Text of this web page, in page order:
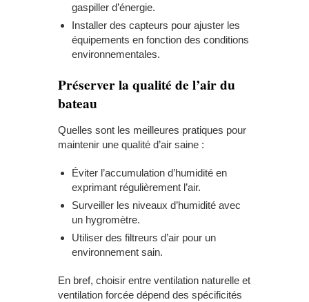
gaspiller d’énergie.
Installer des capteurs pour ajuster les
équipements en fonction des conditions
environnementales.
Préserver la qualité de l’air du
bateau
Quelles sont les meilleures pratiques pour
maintenir une qualité d’air saine :
Éviter l’accumulation d’humidité en
exprimant régulièrement l’air.
Surveiller les niveaux d’humidité avec
un hygromètre.
Utiliser des filtreurs d’air pour un
environnement sain.
En bref, choisir entre ventilation naturelle et
ventilation forcée dépend des spécificités